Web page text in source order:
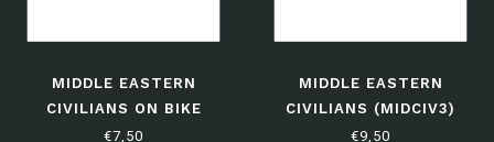
MIDDLE EASTERN
CIVILIANS ON BIKE
(MIDCIV4)
€7,50
MIDDLE EASTERN
CIVILIANS (MIDCIV3)
€9,50